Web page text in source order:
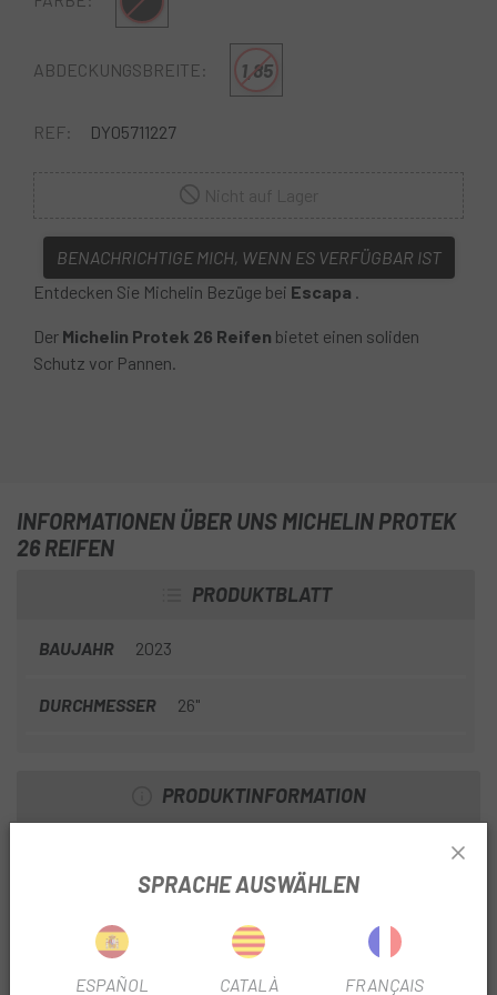
ABDECKUNGSBREITE: 1,85
REF: DY05711227
BENACHRICHTIGE MICH, WENN ES VERFÜGBAR IST
Entdecken Sie Michelin Bezüge bei Escapa .
Der Michelin Protek 26 Reifen bietet einen soliden
Schutz vor Pannen.
INFORMATIONEN ÜBER UNS MICHELIN PROTEK
26 REIFEN
PRODUKTBLATT
BAUJAHR 2023
DURCHMESSER 26"
PRODUKTINFORMATION
Reifentyp: Standardreifen
Größe – Englisch: 26 x 1,85
Schutz: 1 mm Schutzfolie
Seitenwand: Reflektierend, Gummiwand, Dynamoband
SPRACHE AUSWÄHLEN
ESPAÑOL CATALÀ FRANÇAIS